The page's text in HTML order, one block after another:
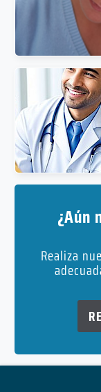
¿Aún
Realiza